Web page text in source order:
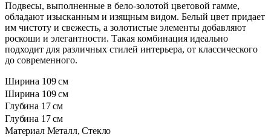
Подвесы, выполненные в бело-золотой цветовой гамме,
обладают изысканным и изящным видом. Белый цвет придает
им чистоту и свежесть, а золотистые элементы добавляют
роскоши и элегантности. Такая комбинация идеально
подходит для различных стилей интерьера, от классического
до современного.
Ширина 109 см
Ширина 109 см
Глубина 17 см
Глубина 17 см
Материал Металл, Стекло